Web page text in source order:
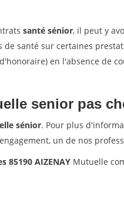
santé sénior, il peut y
santé sur certaines
en l'absence de
senior pas
sénior. Pour plus
un de nos
85190 AIZENAY Mutuelle